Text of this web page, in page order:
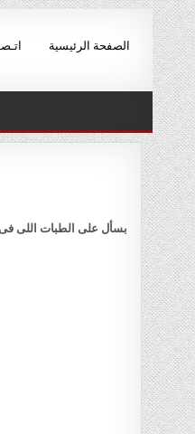
Skip
to
content
الصفحة الرئيسية
بسأل على الطبات اللى فى